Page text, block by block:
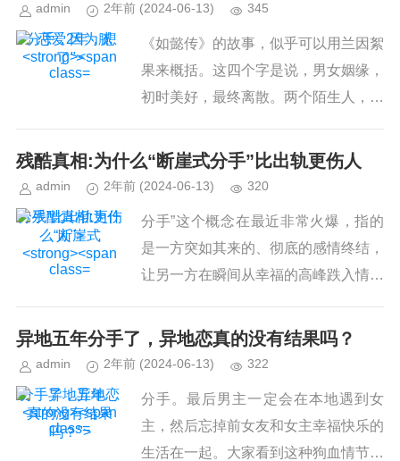
admin 2年前 (2024-06-13) 345
分手，因为腻
了">
《如懿传》的故事，似乎可以用兰因絮
果来概括。这四个字是说，男女姻缘，
初时美好，最终离散。两个陌生人，如
切，感到融洽，那么这一时刻是他们生
残酷真相:为什么“断崖式分手”比出轨更伤人
admin 2年前 (2024-06-13) 320
分手”比出轨更伤
人">
分手”这个概念在最近非常火爆，指的
是一方突如其来的、彻底的感情终结，
让另一方在瞬间从幸福的高峰跌入情感
情感中最变幻莫测又最美妙的感受，如
异地五年分手了，异地恋真的没有结果吗？
admin 2年前 (2024-06-13) 322
分手了，异地恋
真的没有结果
吗？">
分手。最后男主一定会在本地遇到女
主，然后忘掉前女友和女主幸福快乐的
生活在一起。大家看到这种狗血情节时